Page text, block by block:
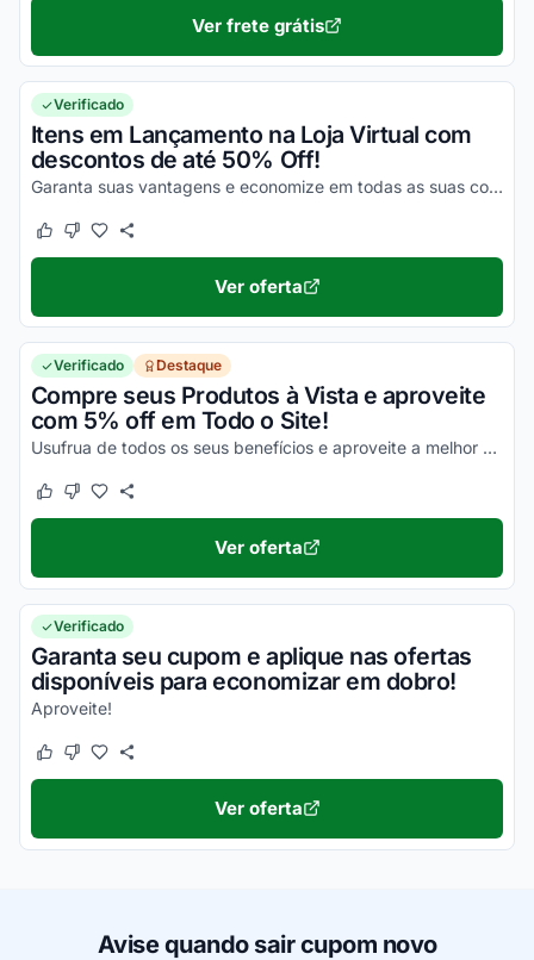
Ver frete grátis
Verificado
Itens em Lançamento na Loja Virtual com
descontos de até 50% Off!
Garanta suas vantagens e economize em todas as suas compras online ainda hoje!
Este cupom funcionou
Este cupom não funcionou
Ver oferta
Verificado Destaque
Compre seus Produtos à Vista e aproveite
com 5% off em Todo o Site!
Usufrua de todos os seus benefícios e aproveite a melhor qualidade possível em todas as suas compras online!
Este cupom funcionou
Este cupom não funcionou
Ver oferta
Verificado
Garanta seu cupom e aplique nas ofertas
disponíveis para economizar em dobro!
Aproveite!
Este cupom funcionou
Este cupom não funcionou
Ver oferta
Avise quando sair cupom novo